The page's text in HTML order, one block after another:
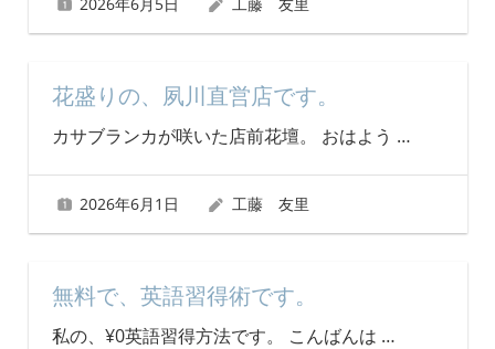
花盛りの、夙川直営店です。
カサブランカが咲いた店前花壇。 おはよう …
2026年6月1日 工藤 友里
無料で、英語習得術です。
私の、¥0英語習得方法です。 こんばんは …